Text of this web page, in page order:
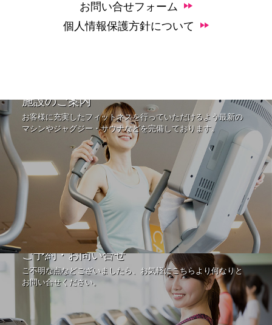
お問い合せフォーム
個人情報保護方針について
施設のご案内
お客様に充実したフィットネスを行っていただけるよう最新の
マシンやジャグジー・サウナなどを完備しております。
ご予約・お問い合せ
ご不明な点などございましたら、お気軽にこちらより何なりと
お問い合せください。